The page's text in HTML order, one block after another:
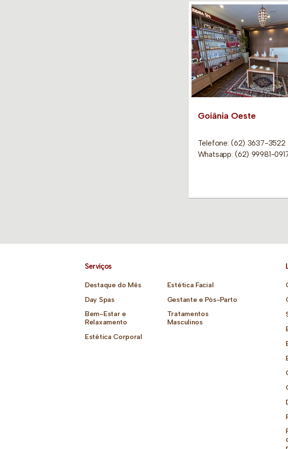
Goiânia Oeste
Telefone: (62) 3637-3522
Whatsapp: (62) 99981-
Serviços
Destaque do Mês
Day Spas
Bem-Estar e
Relaxamento
Estética Corporal
Estética Facial
Gestante e Pós-Parto
Tratamentos
Masculinos